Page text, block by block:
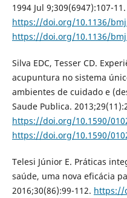
1994 Jul 9;309(6947):107-11.
https://doi.org/10.1136/
https://doi.org/10.1136/
Silva EDC, Tesser CD.
acupuntura no sistema
ambientes de cuidado e
Saude Publica.
https://doi.org/10.1590/
https://doi.org/10.1590/
Telesi Júnior E. Práticas
saúde, uma nova eficácia
2016;30(86):99-112. https://